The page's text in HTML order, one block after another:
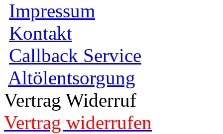
Impressum
Kontakt
Callback Service
Altölentsorgung
Vertrag Widerruf
Vertrag widerrufen